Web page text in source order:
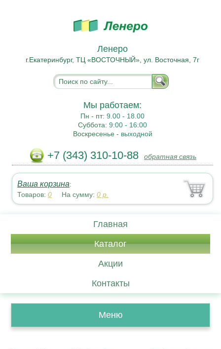
Ленеро
г.Екатеринбург, ТЦ «ВОСТОЧНЫЙ», ул. Восточная, 7г
Мы работаем:
Пн - пт:9.00 - 18.00
Суббота:9:00 - 16:00
Воскресенье - выходной
+7 (343) 310-10-88 обратная связь
Ваша корзина:
Товаров:0 На сумму:0 р.
Главная
Каталог
Акции
Контакты
Меню